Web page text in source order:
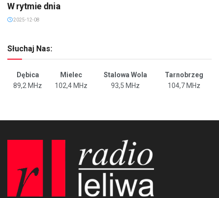
W rytmie dnia
2025-12-08
Słuchaj Nas:
Dębica Mielec Stalowa Wola
Tarnobrzeg
89,2 MHz
102,4 MHz 93,5 MHz 104,7 MHz